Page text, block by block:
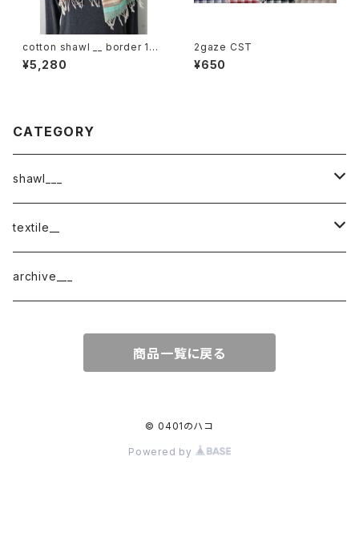
cotton shawl __ border 160
湧水w
¥5,280
2gaze CST
¥650
CATEGORY
shawl___
cotton
border
cotton × wool
textile__
織物
archive___
商品一覧に戻る
© 0401のハコ
Powered by